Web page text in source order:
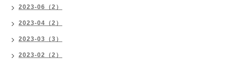
2023-06（2）
2023-04（2）
2023-03（3）
2023-02（2）